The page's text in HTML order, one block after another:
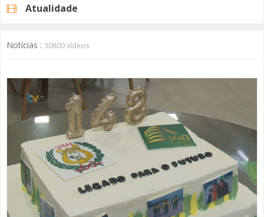
Atualidade
Notícias : 30800 vídeos